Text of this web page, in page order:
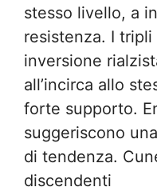
stesso livello, a
resistenza. I
inversione
all’incirca allo
forte supporto.
suggeriscono
di tendenza.
discendenti